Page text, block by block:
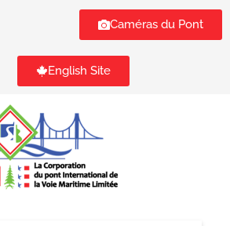
Caméras du Pont
English Site